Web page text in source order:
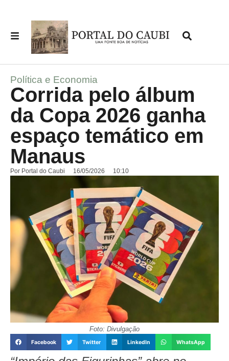
Política e Economia
Corrida pelo álbum
da Copa 2026 ganha
espaço temático em
Manaus
Por Portal do Caubi 16/05/2026 10:10
Foto: Divulgação
Facebook Twitter LinkedIn WhatsApp